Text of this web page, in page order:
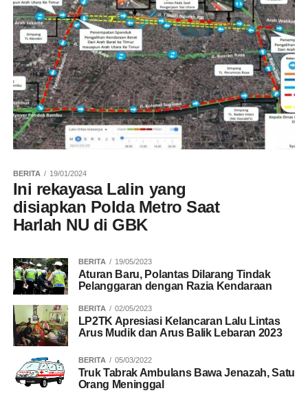
BERITA 19/01/2024
Ini rekayasa Lalin yang
disiapkan Polda Metro Saat
Harlah NU di GBK
BERITA 19/05/2023
Aturan Baru, Polantas Dilarang Tindak
Pelanggaran dengan Razia Kendaraan
BERITA 02/05/2023
LP2TK Apresiasi Kelancaran Lalu Lintas
Arus Mudik dan Arus Balik Lebaran 2023
BERITA 05/03/2022
Truk Tabrak Ambulans Bawa Jenazah, Satu
Orang Meninggal